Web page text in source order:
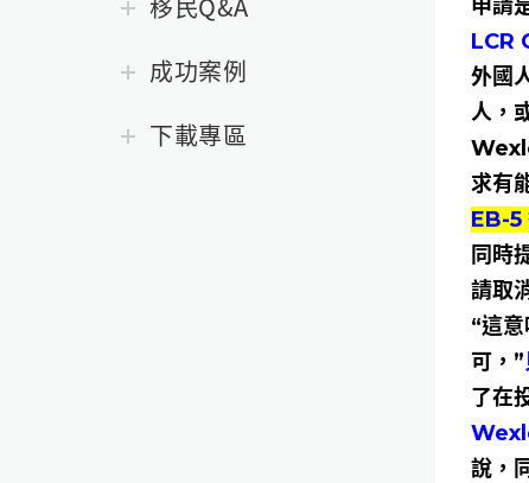
成功案例
下載專區
申請
LCR
外國
人，
求有
EB-5
同時
請取
“這
可，”
了在
說，